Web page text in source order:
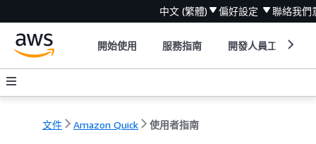
中文 (繁體) 偏好設定 聯絡我們
開始使用 服務指南 開發人員工具
文件 Amazon Quick 使用者指南